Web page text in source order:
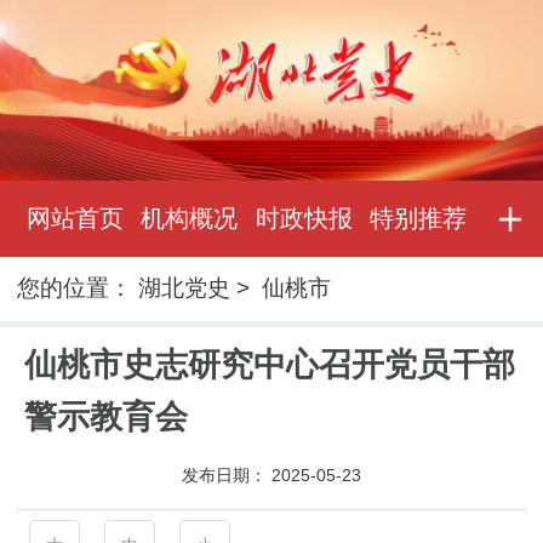
网站首页 机构概况 时政快报 特别推荐
您的位置：湖北党史 >仙桃市
仙桃市史志研究中心召开党员干部
警示教育会
发布日期： 2025-05-23